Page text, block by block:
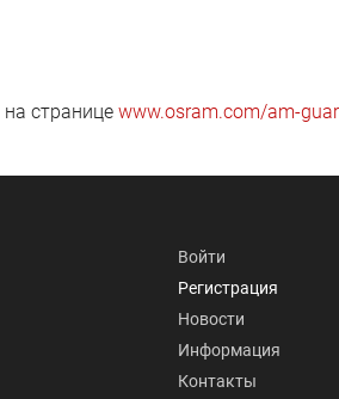
странице www.osram.com/am-
Войти
Регистрация
Новости
Информация
Контакты